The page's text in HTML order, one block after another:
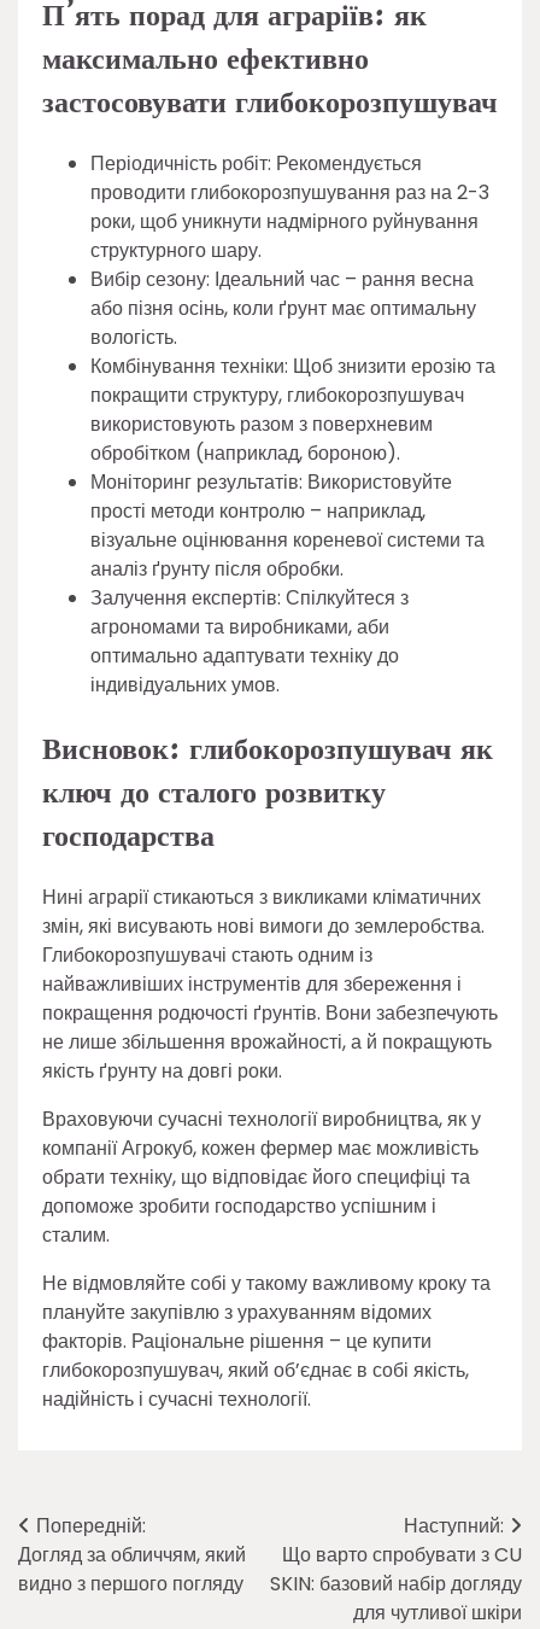
П’ять порад для аграріїв: як
максимально ефективно
застосовувати глибокорозпушувач
Періодичність робіт: Рекомендується
проводити глибокорозпушування раз на 2-3
роки, щоб уникнути надмірного руйнування
структурного шару.
Вибір сезону: Ідеальний час – рання весна
або пізня осінь, коли ґрунт має оптимальну
вологість.
Комбінування техніки: Щоб знизити ерозію та
покращити структуру, глибокорозпушувач
використовують разом з поверхневим
обробітком (наприклад, бороною).
Моніторинг результатів: Використовуйте
прості методи контролю – наприклад,
візуальне оцінювання кореневої системи та
аналіз ґрунту після обробки.
Залучення експертів: Спілкуйтеся з
агрономами та виробниками, аби
оптимально адаптувати техніку до
індивідуальних умов.
Висновок: глибокорозпушувач як
ключ до сталого розвитку
господарства
Нині аграрії стикаються з викликами кліматичних
змін, які висувають нові вимоги до землеробства.
Глибокорозпушувачі стають одним із
найважливіших інструментів для збереження і
покращення родючості ґрунтів. Вони забезпечують
не лише збільшення врожайності, а й покращують
якість ґрунту на довгі роки.
Враховуючи сучасні технології виробництва, як у
компанії Агрокуб, кожен фермер має можливість
обрати техніку, що відповідає його специфіці та
допоможе зробити господарство успішним і
сталим.
Не відмовляйте собі у такому важливому кроку та
плануйте закупівлю з урахуванням відомих
факторів. Раціональне рішення – це купити
глибокорозпушувач, який об’єднає в собі якість,
надійність і сучасні технології.
Навігація
записів
Попередній:
Догляд за обличчям, який
видно з першого погляду
Наступний:
Що варто спробувати з CU
SKIN: базовий набір догляду
для чутливої шкіри